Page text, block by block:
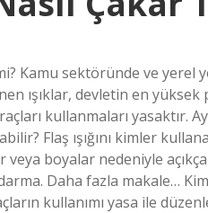
Kamu sektöründe ve
ışıklar, devletin en
kullanmaları yasaktır.
Flaş ışığını kimler
boyalar nedeniyle
Daha fazla makale…
kullanımı yasa ile